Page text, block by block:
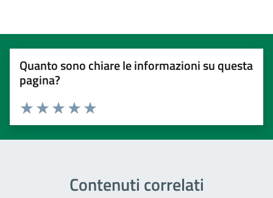
Quanto sono chiare le informazioni su questa
pagina?
Valuta 5 stelle su 5
Valuta 4 stelle su 5
Valuta 3 stelle su 5
Valuta 2 stelle su 5
Valuta 1 stelle su 5
Contenuti correlati